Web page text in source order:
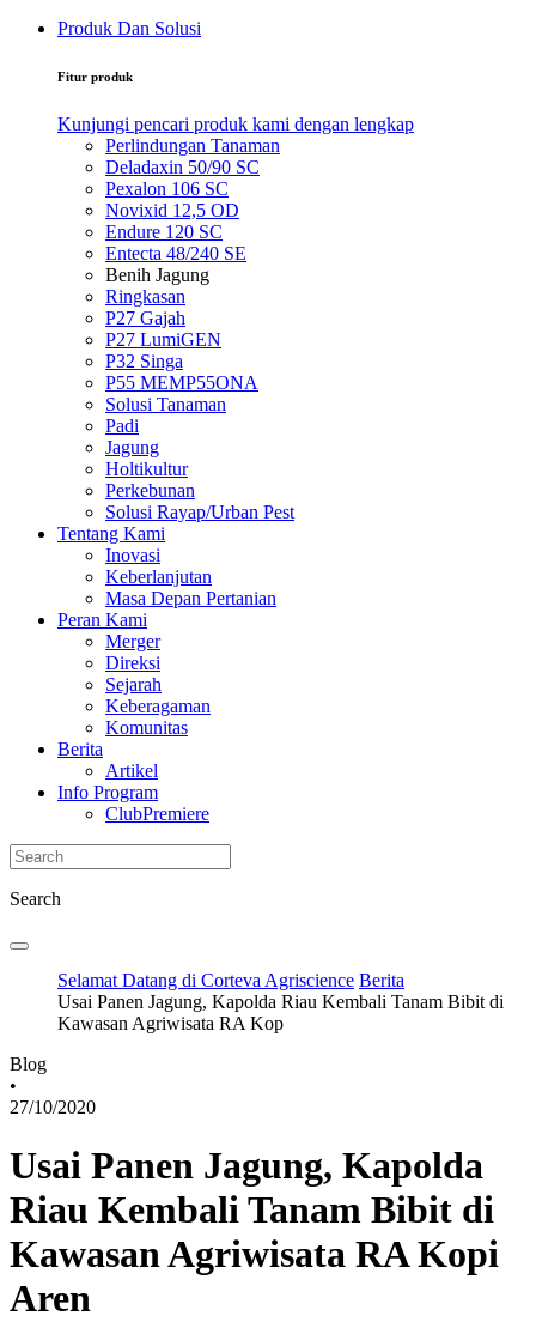
Produk Dan Solusi
Fitur produk
Kunjungi pencari produk kami dengan lengkap
Perlindungan Tanaman
Deladaxin 50/90 SC
Pexalon 106 SC
Novixid 12,5 OD
Endure 120 SC
Entecta 48/240 SE
Benih Jagung
Ringkasan
P27 Gajah
P27 LumiGEN
P32 Singa
P55 MEMP55ONA
Solusi Tanaman
Padi
Jagung
Holtikultur
Perkebunan
Solusi Rayap/Urban Pest
Tentang Kami
Inovasi
Keberlanjutan
Masa Depan Pertanian
Peran Kami
Merger
Direksi
Sejarah
Keberagaman
Komunitas
Berita
Artikel
Info Program
ClubPremiere
Search
Selamat Datang di Corteva Agriscience Berita
Usai Panen Jagung, Kapolda Riau Kembali Tanam Bibit di
Kawasan Agriwisata RA Kop
Blog
•
27/10/2020
Usai Panen Jagung, Kapolda
Riau Kembali Tanam Bibit di
Kawasan Agriwisata RA Kopi
Aren